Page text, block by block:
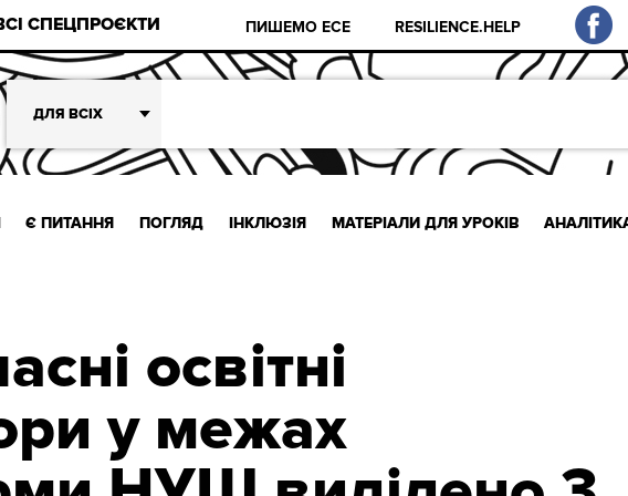
СПЕЦПРОЄКТИ ПИШЕМО ЕСЕ RESILIENCE.HELP
ДЛЯ ВСІХ
Є ПИТАННЯ ПОГЛЯД ІНКЛЮЗІЯ МАТЕРІАЛИ ДЛЯ УРОКІВ
освітні
у межах